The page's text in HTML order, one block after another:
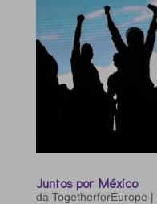
Juntos por México
da TogetherforEurope |